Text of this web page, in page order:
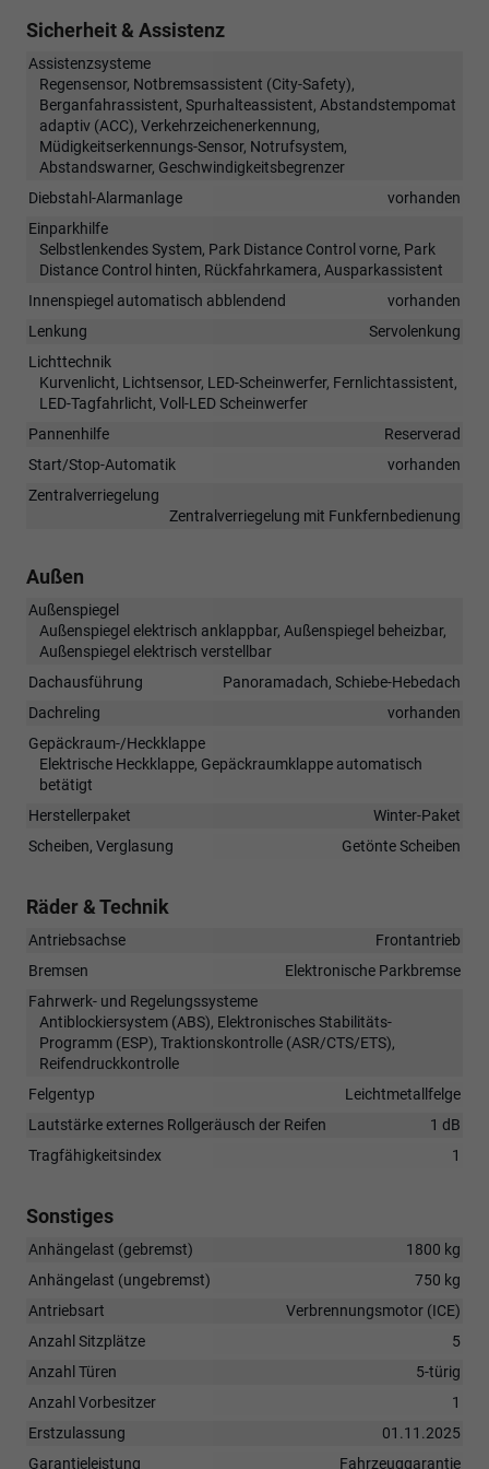
Sicherheit & Assistenz
Assistenzsysteme
Regensensor, Notbremsassistent (City-Safety),
Berganfahrassistent, Spurhalteassistent, Abstandstempomat
adaptiv (ACC), Verkehrzeichenerkennung,
Müdigkeitserkennungs-Sensor, Notrufsystem,
Abstandswarner, Geschwindigkeitsbegrenzer
Diebstahl-Alarmanlage
vorhanden
Einparkhilfe
Selbstlenkendes System, Park Distance Control vorne, Park
Distance Control hinten, Rückfahrkamera, Ausparkassistent
Innenspiegel automatisch abblendend
vorhanden
Lenkung
Servolenkung
Lichttechnik
Kurvenlicht, Lichtsensor, LED-Scheinwerfer, Fernlichtassistent,
LED-Tagfahrlicht, Voll-LED Scheinwerfer
Pannenhilfe
Reserverad
Start/Stop-Automatik
vorhanden
Zentralverriegelung
Zentralverriegelung mit Funkfernbedienung
Außen
Außenspiegel
Außenspiegel elektrisch anklappbar, Außenspiegel beheizbar,
Außenspiegel elektrisch verstellbar
Dachausführung
Panoramadach, Schiebe-Hebedach
Dachreling
vorhanden
Gepäckraum-/Heckklappe
Elektrische Heckklappe, Gepäckraumklappe automatisch
betätigt
Herstellerpaket
Winter-Paket
Scheiben, Verglasung
Getönte Scheiben
Räder & Technik
Antriebsachse
Frontantrieb
Bremsen
Elektronische Parkbremse
Fahrwerk- und Regelungssysteme
Antiblockiersystem (ABS), Elektronisches Stabilitäts-
Programm (ESP), Traktionskontrolle (ASR/CTS/ETS),
Reifendruckkontrolle
Felgentyp
Leichtmetallfelge
Lautstärke externes Rollgeräusch der Reifen
1 dB
Tragfähigkeitsindex
1
Sonstiges
Anhängelast (gebremst)
1800 kg
Anhängelast (ungebremst)
750 kg
Antriebsart
Verbrennungsmotor (ICE)
Anzahl Sitzplätze
5
Anzahl Türen
5-türig
Anzahl Vorbesitzer
1
Erstzulassung
01.11.2025
Garantieleistung
Fahrzeuggarantie